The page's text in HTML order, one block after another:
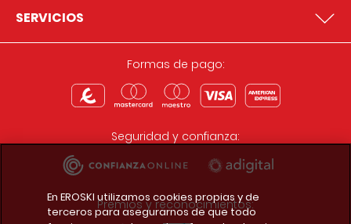
SERVICIOS
Formas de pago:
Seguridad y confianza:
Premios y reconocimientos:
En EROSKI utilizamos cookies propias y de
terceros para asegurarnos de que todo